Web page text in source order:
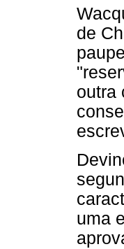
de
outra
uma